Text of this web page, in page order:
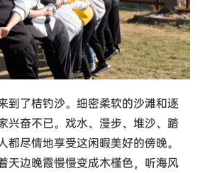
到了桔钓沙。细密柔软的沙滩和逐
兴奋不已。戏水、漫步、堆沙、踏
都尽情地享受这闲暇美好的傍晚。
天边晚霞慢慢变成木槿色，听海风